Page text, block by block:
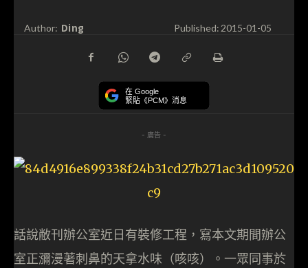
Author: Ding Published:2015-01-05
在 Google
緊貼《PCM》消息
- 廣告 -
話說敝刊辦公室近日有裝修工程，寫本文期間辦公
室正瀰漫著刺鼻的天拿水味（咳咳）。一眾同事於